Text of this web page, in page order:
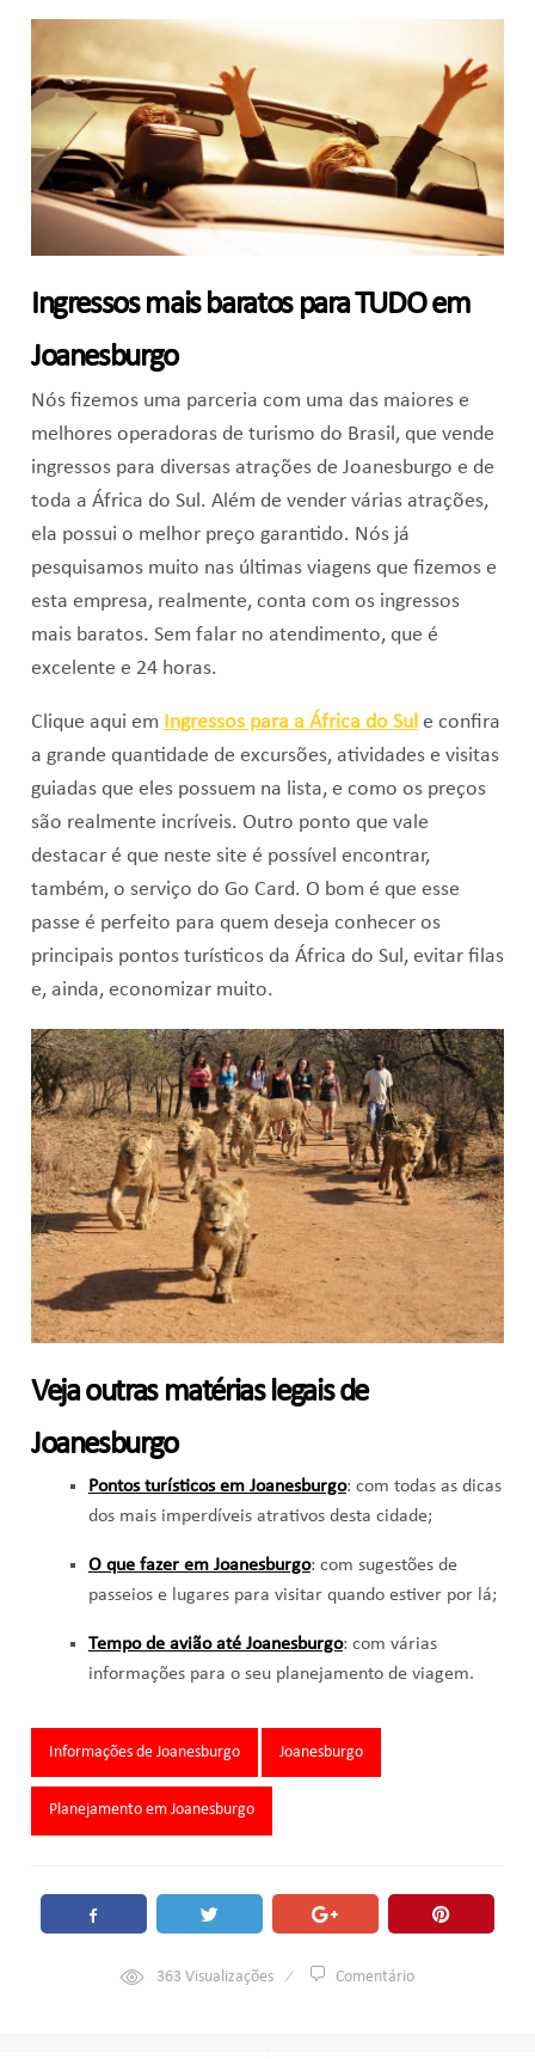
Ingressos mais baratos para TUDO em
Joanesburgo
Nós fizemos uma parceria com uma das maiores e
melhores operadoras de turismo do Brasil, que vende
ingressos para diversas atrações de Joanesburgo e de
toda a África do Sul. Além de vender várias atrações,
ela possui o melhor preço garantido. Nós já
pesquisamos muito nas últimas viagens que fizemos e
esta empresa, realmente, conta com os ingressos
mais baratos. Sem falar no atendimento, que é
excelente e 24 horas.
Clique aqui em Ingressos para a África do Sule confira
a grande quantidade de excursões, atividades e visitas
guiadas que eles possuem na lista, e como os preços
são realmente incríveis. Outro ponto que vale
destacar é que neste site é possível encontrar,
também, o serviço do Go Card. O bom é que esse
passe é perfeito para quem deseja conhecer os
principais pontos turísticos da África do Sul, evitar filas
e, ainda, economizar muito.
Veja outras matérias legais de
Joanesburgo
Pontos turísticos em Joanesburgo: com todas as dicas
dos mais imperdíveis atrativos desta cidade;
O que fazer em Joanesburgo: com sugestões de
passeios e lugares para visitar quando estiver por lá;
Tempo de avião até Joanesburgo: com várias
informações para o seu planejamento de viagem.
Tags:
Informações de Joanesburgo Joanesburgo
Planejamento em Joanesburgo
363Visualizações Comentário